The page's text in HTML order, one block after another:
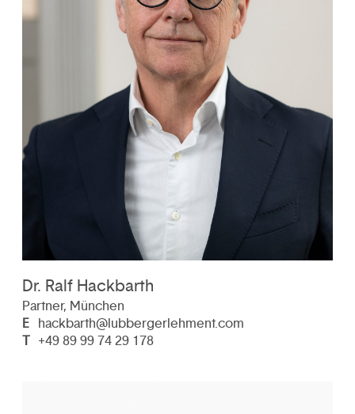
Dr. Ralf Hackbarth
Partner, München
E hackbarth@lubbergerlehment.com
T +49 89 99 74 29 178